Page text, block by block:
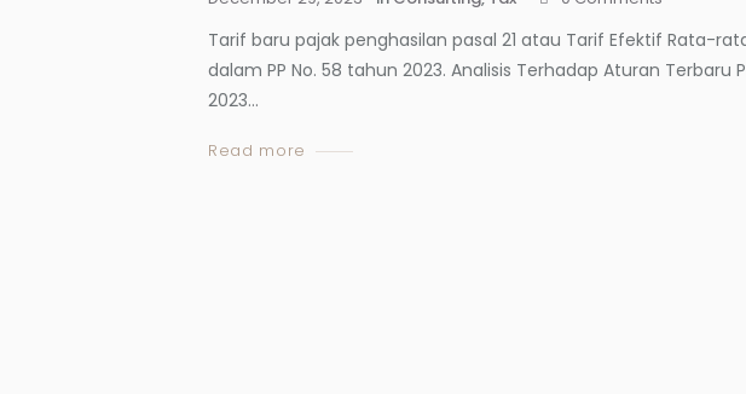
Tarif baru pajak penghasilan pasal 21 atau Tarif Efektif Rata-
dalam PP No. 58 tahun 2023. Analisis Terhadap Aturan Terbaru
2023...
Read more